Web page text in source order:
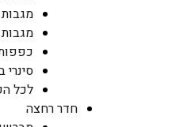
סינרי
לכל
חדר רחצה